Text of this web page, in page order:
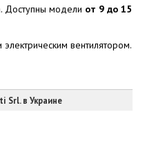
Доступны модели от 9 до 15
вентилятором.
Srl. в Украине